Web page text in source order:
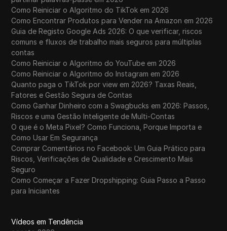
Como Reiniciar o Algoritmo do TikTok em 2026
Como Encontrar Produtos para Vender na Amazon em 2026
Guia de Registo Google Ads 2026: O que verificar, riscos
comuns e fluxos de trabalho mais seguros para múltiplas
contas
Como Reiniciar o Algoritmo do YouTube em 2026
Como Reiniciar o Algoritmo do Instagram em 2026
Quanto paga o TikTok por view em 2026? Taxas Reais,
Fatores e Gestão Segura de Contas
Como Ganhar Dinheiro com a Swagbucks em 2026: Passos,
Riscos e uma Gestão Inteligente de Multi-Contas
O que é o Meta Pixel? Como Funciona, Porque Importa e
Como Usar Em Segurança
Comprar Comentários no Facebook: Um Guia Prático para
Riscos, Verificações de Qualidade e Crescimento Mais
Seguro
Como Começar a Fazer Dropshipping: Guia Passo a Passo
para Iniciantes
Vídeos em Tendência